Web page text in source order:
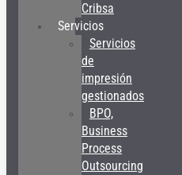
Cribsa
Servicios
Servicios
de
impresión
gestionados
BPO,
Business
Process
Outsourcing